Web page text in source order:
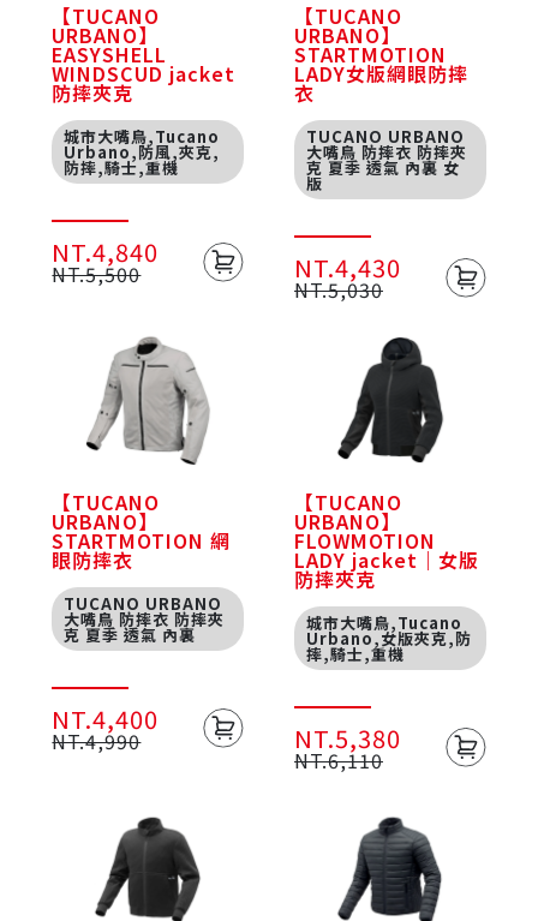
【TUCANO
URBANO】
EASYSHELL
WINDSCUD jacket
防摔夾克
城市大嘴鳥,Tucano
Urbano,防風,夾克,
防摔,騎士,重機
NT.5,500
NT.4,840
【TUCANO
URBANO】
STARTMOTION
LADY女版網眼防摔
衣
TUCANO URBANO
大嘴鳥 防摔衣 防摔夾
克 夏季 透氣 內裏 女
版
NT.5,030
NT.4,430
【TUCANO
URBANO】
STARTMOTION 網
眼防摔衣
TUCANO URBANO
大嘴鳥 防摔衣 防摔夾
克 夏季 透氣 內裏
NT.4,990
NT.4,400
【TUCANO
URBANO】
FLOWMOTION
LADY jacket｜女版
防摔夾克
城市大嘴鳥,Tucano
Urbano,女版夾克,防
摔,騎士,重機
NT.6,110
NT.5,380